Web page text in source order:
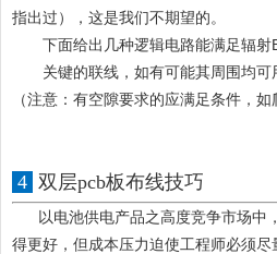
指出过），这是我们不期望的。
下面给出几种逻辑电路能满足辐射B
关键的联线，如有可能其周围均可
（注意：有空隙要求的应满足条件，如
4 双层pcb板布线技巧
以电池供电产品之高度竞争市场
得更好，但成本压力迫使工程师必须